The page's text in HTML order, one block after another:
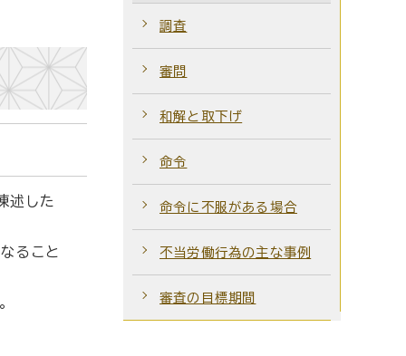
述した
ること
調査
審問
和解と取下げ
命令
命令に不服がある場合
不当労働行為の主な事例
審査の目標期間